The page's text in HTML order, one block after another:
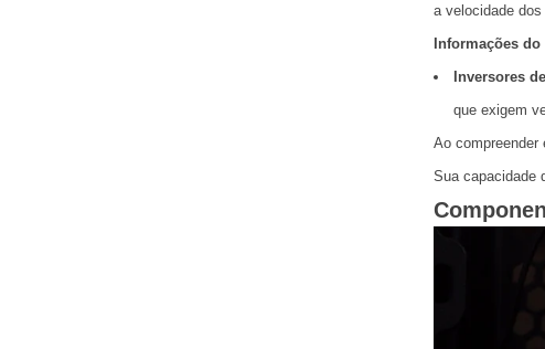
a velocidade
Informações
Inversores
que exigem
Ao compreender
Sua capacidade